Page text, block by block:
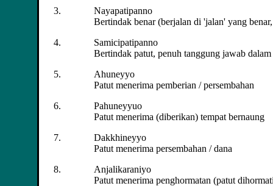
Nayapatipanno
Bertindak benar (berjalan di 'jalan' yang
Samicipatipanno
Bertindak patut, penuh tanggung jawab
Ahuneyyo
Patut menerima pemberian / persembahan
Pahuneyyuo
Patut menerima (diberikan) tempat bernaung
Dakkhineyyo
Patut menerima persembahan / dana
Anjalikaraniyo
Patut menerima penghormatan (patut